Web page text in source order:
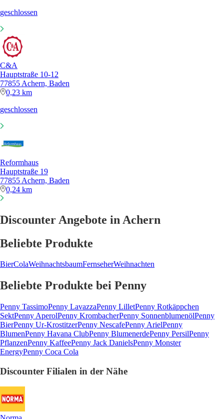
geschlossen
C&A
Hauptstraße 10-12
77855 Achern, Baden
0,23 km
geschlossen
Reformhaus
Hauptstraße 19
77855 Achern, Baden
0,24 km
Discounter Angebote in Achern
Beliebte Produkte
BierColaWeihnachtsbaumFernseherWeihnachten
Beliebte Produkte bei Penny
Penny TassimoPenny LavazzaPenny LilletPenny Rotkäppchen
SektPenny AperolPenny KrombacherPenny SonnenblumenölPenny
BierPenny Ur-KrostitzerPenny NescafePenny ArielPenny
BlumenPenny Havana ClubPenny BlumenerdePenny PersilPenny
PflanzenPenny KaffeePenny Jack DanielsPenny Monster
EnergyPenny Coca Cola
Discounter Filialen in der Nähe